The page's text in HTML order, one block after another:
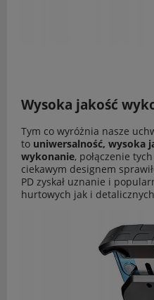
Wysoka jakość
Tym co wyróżnia nasze
to uniwersalność, wysoka
wykonanie, połączenie
ciekawym designem
PD zyskał uznanie i
hurtowych jak i